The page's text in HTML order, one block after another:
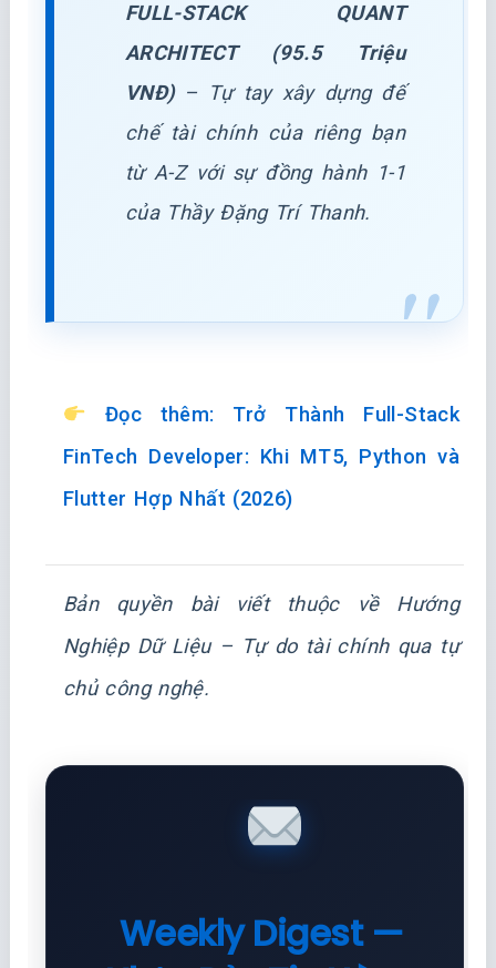
FULL-STACK QUANT
ARCHITECT (95.5 Triệu
VNĐ)– Tự tay xây dựng đế
chế tài chính của riêng bạn
từ A-Z với sự đồng hành 1-1
của Thầy Đặng Trí Thanh.
Đọc thêm: Trở Thành Full-Stack
FinTech Developer: Khi MT5, Python và
Flutter Hợp Nhất (2026)
Bản quyền bài viết thuộc về Hướng
Nghiệp Dữ Liệu– Tự do tài chính qua tự
chủ công nghệ.
Weekly Digest —